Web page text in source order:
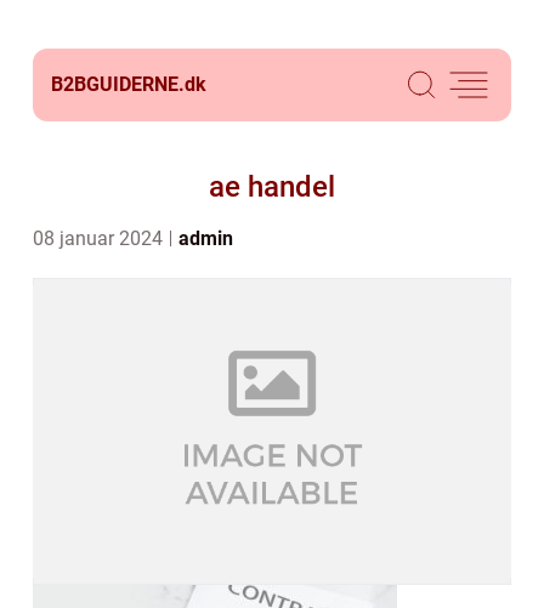
B2BGUIDERNE.dk
ae handel
08 januar 2024 admin